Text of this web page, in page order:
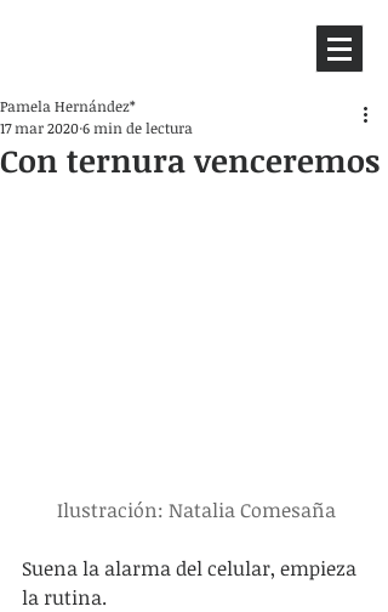
Con ternura venceremos
Pamela Hernández*
17 mar 20206 min de lectura
Ilustración: Natalia Comesaña
Suena la alarma del celular, empieza
la rutina.